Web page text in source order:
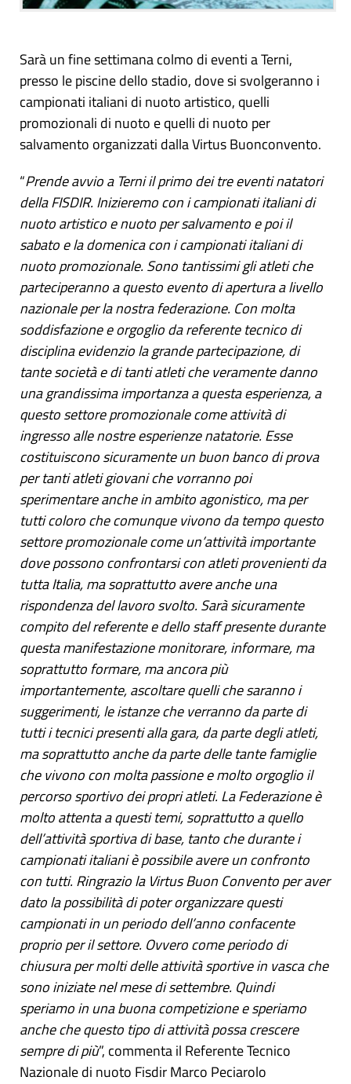
Sarà un fine settimana colmo di eventi a Terni,
presso le piscine dello stadio, dove si svolgeranno i
campionati italiani di nuoto artistico, quelli
promozionali di nuoto e quelli di nuoto per
salvamento organizzati dalla Virtus Buonconvento.
“Prende avvio a Terni il primo dei tre eventi natatori
della FISDIR. Inizieremo con i campionati italiani di
nuoto artistico e nuoto per salvamento e poi il
sabato e la domenica con i campionati italiani di
nuoto promozionale. Sono tantissimi gli atleti che
parteciperanno a questo evento di apertura a livello
nazionale per la nostra federazione. Con molta
soddisfazione e orgoglio da referente tecnico di
disciplina evidenzio la grande partecipazione, di
tante società e di tanti atleti che veramente danno
una grandissima importanza a questa esperienza, a
questo settore promozionale come attività di
ingresso alle nostre esperienze natatorie. Esse
costituiscono sicuramente un buon banco di prova
per tanti atleti giovani che vorranno poi
sperimentare anche in ambito agonistico, ma per
tutti coloro che comunque vivono da tempo questo
settore promozionale come un’attività importante
dove possono confrontarsi con atleti provenienti da
tutta Italia, ma soprattutto avere anche una
rispondenza del lavoro svolto. Sarà sicuramente
compito del referente e dello staff presente durante
questa manifestazione monitorare, informare, ma
soprattutto formare, ma ancora più
importantemente, ascoltare quelli che saranno i
suggerimenti, le istanze che verranno da parte di
tutti i tecnici presenti alla gara, da parte degli atleti,
ma soprattutto anche da parte delle tante famiglie
che vivono con molta passione e molto orgoglio il
percorso sportivo dei propri atleti. La Federazione è
molto attenta a questi temi, soprattutto a quello
dell’attività sportiva di base, tanto che durante i
campionati italiani è possibile avere un confronto
con tutti. Ringrazio la Virtus Buon Convento per aver
dato la possibilità di poter organizzare questi
campionati in un periodo dell’anno confacente
proprio per il settore. Ovvero come periodo di
chiusura per molti delle attività sportive in vasca che
sono iniziate nel mese di settembre. Quindi
speriamo in una buona competizione e speriamo
anche che questo tipo di attività possa crescere
sempre di più”, commenta il Referente Tecnico
Nazionale di nuoto Fisdir Marco Peciarolo